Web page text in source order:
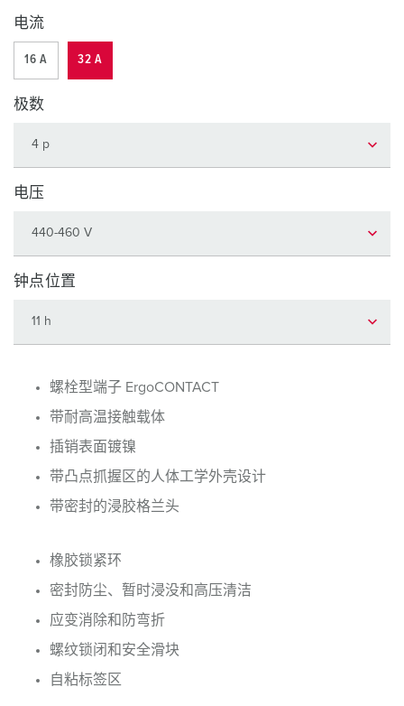
电流
16 A 32 A
极数
电压
钟点位置
螺栓型端子 ErgoCONTACT
带耐高温接触载体
插销表面镀镍
带凸点抓握区的人体工学外壳设计
带密封的浸胶格兰头
橡胶锁紧环
密封防尘、暂时浸没和高压清洁
应变消除和防弯折
螺纹锁闭和安全滑块
自粘标签区